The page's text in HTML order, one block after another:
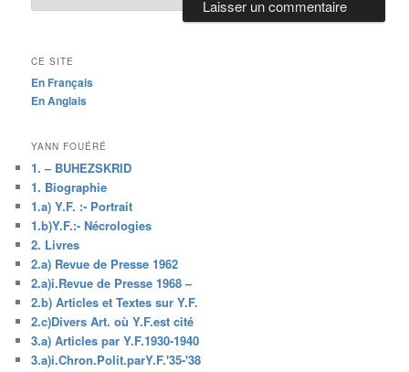
CE SITE
En Français
En Anglais
YANN FOUÉRÉ
1. – BUHEZSKRID
1. Biographie
1.a) Y.F. :- Portrait
1.b)Y.F.:- Nécrologies
2. Livres
2.a) Revue de Presse 1962
2.a)i.Revue de Presse 1968 –
2.b) Articles et Textes sur Y.F.
2.c)Divers Art. où Y.F.est cité
3.a) Articles par Y.F.1930-1940
3.a)i.Chron.Polit.parY.F.'35-'38